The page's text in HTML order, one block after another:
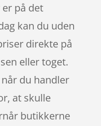
på det
kan du uden
direkte på
eller toget.
du handler
at skulle
butikkerne